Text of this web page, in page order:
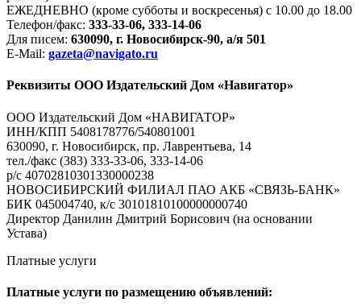
ЕЖЕДНЕВНО (кроме субботы и воскресенья) с 10.00 до 18.00
Телефон/факс: 333-33-06, 333-14-06
Для писем: 630090, г. Новосибирск-90, а/я 501
E-Mail: gazeta@navigato.ru
Реквизиты ООО Издательский Дом «Навигатор»
ООО Издательский Дом «НАВИГАТОР»
ИНН/КПП 5408178776/540801001
630090, г. Новосибирск, пр. Лаврентьева, 14
тел./факс (383) 333-33-06, 333-14-06
р/с 40702810301330000238
НОВОСИБИРСКИЙ ФИЛИАЛ ПАО АКБ «СВЯЗЬ-БАНК»
БИК 045004740, к/с 30101810100000000740
Директор Данилин Дмитрий Борисович (на основании
Устава)
Платные услуги
Платные услуги по размещению объявлений: